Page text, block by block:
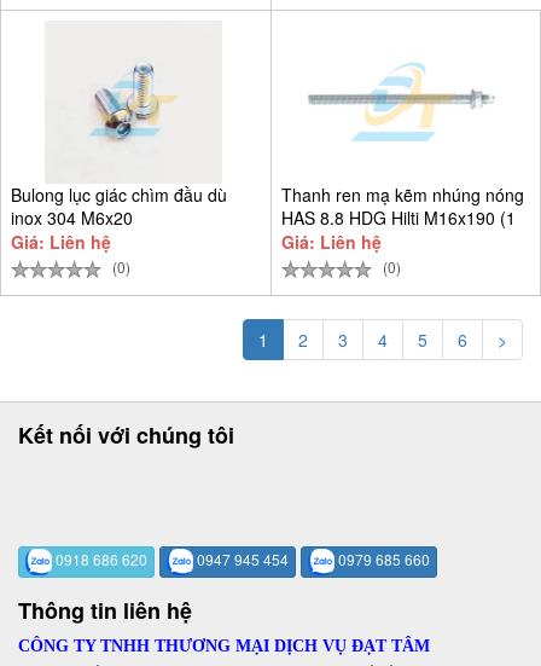
Bulong lục giác chìm đầu dù
inox 304 M6x20
Giá: Liên hệ
(0)
Thanh ren mạ kẽm nhúng nóng
HAS 8.8 HDG Hilti M16x190 (1
Giá: Liên hệ
(0)
1 2 3 4 5 6 >
Kết nối với chúng tôi
0918 686 620 0947 945 454 0979 685 660
Thông tin liên hệ
CÔNG TY TNHH THƯƠNG MẠI DỊCH VỤ ĐẠT TÂM